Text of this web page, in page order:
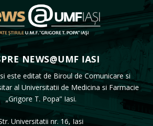
NEWS@UMF IASI
este editat de Biroul de Comunicare si
al Universitatii de Medicina si Farmacie
„Grigore T. Popa” Iasi.
Universitatii nr. 16, Iasi